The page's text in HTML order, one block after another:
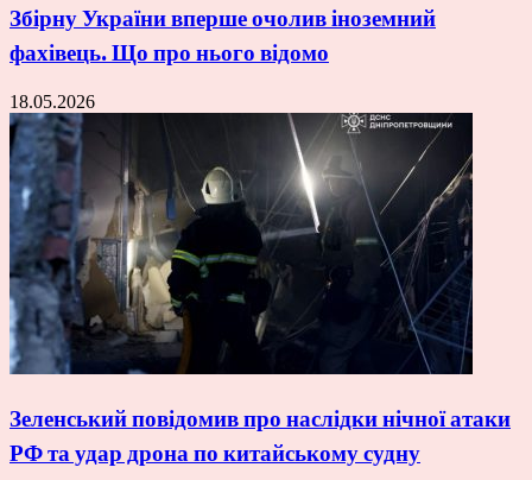
Збірну України вперше очолив іноземний
фахівець. Що про нього відомо
18.05.2026
Зеленський повідомив про наслідки нічної атаки
РФ та удар дрона по китайському судну